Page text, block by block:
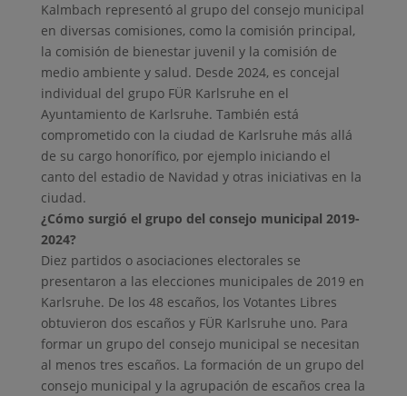
Kalmbach representó al grupo del consejo municipal
en diversas comisiones, como la comisión principal,
la comisión de bienestar juvenil y la comisión de
medio ambiente y salud. Desde 2024, es concejal
individual del grupo FÜR Karlsruhe en el
Ayuntamiento de Karlsruhe. También está
comprometido con la ciudad de Karlsruhe más allá
de su cargo honorífico, por ejemplo iniciando el
canto del estadio de Navidad y otras iniciativas en la
ciudad.
¿Cómo surgió el grupo del consejo municipal 2019-
2024?
Diez partidos o asociaciones electorales se
presentaron a las elecciones municipales de 2019 en
Karlsruhe. De los 48 escaños, los Votantes Libres
obtuvieron dos escaños y FÜR Karlsruhe uno. Para
formar un grupo del consejo municipal se necesitan
al menos tres escaños. La formación de un grupo del
consejo municipal y la agrupación de escaños crea la